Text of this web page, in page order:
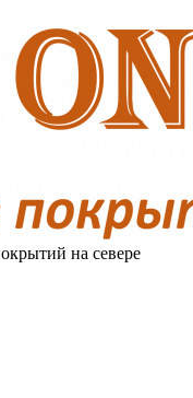
на севере